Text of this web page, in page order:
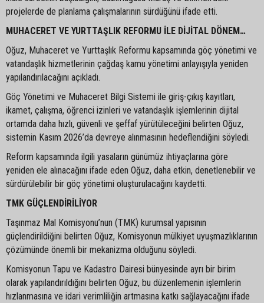
projelerde de planlama çalışmalarının sürdüğünü ifade etti.
MUHACERET VE YURTTAŞLIK REFORMU İLE DİJİTAL DÖNEM…
Oğuz, Muhaceret ve Yurttaşlık Reformu kapsamında göç yönetimi ve
vatandaşlık hizmetlerinin çağdaş kamu yönetimi anlayışıyla yeniden
yapılandırılacağını açıkladı.
Göç Yönetimi ve Muhaceret Bilgi Sistemi ile giriş-çıkış kayıtları,
ikamet, çalışma, öğrenci izinleri ve vatandaşlık işlemlerinin dijital
ortamda daha hızlı, güvenli ve şeffaf yürütüleceğini belirten Oğuz,
sistemin Kasım 2026’da devreye alınmasının hedeflendiğini söyledi.
Reform kapsamında ilgili yasaların günümüz ihtiyaçlarına göre
yeniden ele alınacağını ifade eden Oğuz, daha etkin, denetlenebilir ve
sürdürülebilir bir göç yönetimi oluşturulacağını kaydetti.
TMK GÜÇLENDİRİLİYOR
Taşınmaz Mal Komisyonu’nun (TMK) kurumsal yapısının
güçlendirildiğini belirten Oğuz, Komisyonun mülkiyet uyuşmazlıklarının
çözümünde önemli bir mekanizma olduğunu söyledi.
Komisyonun Tapu ve Kadastro Dairesi bünyesinde ayrı bir birim
olarak yapılandırıldığını belirten Oğuz, bu düzenlemenin işlemlerin
hızlanmasına ve idari verimliliğin artmasına katkı sağlayacağını ifade